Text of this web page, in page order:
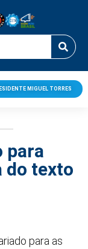
MIGUEL TORRES
para
do texto
para as